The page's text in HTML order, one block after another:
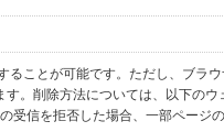
ることが可能です。ただし、ブラ
。削除方法については、以下のウ
受信を拒否した場合、一部ページ